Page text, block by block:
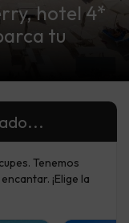
hotel 4*
tu
Tenemos
¡Elige la